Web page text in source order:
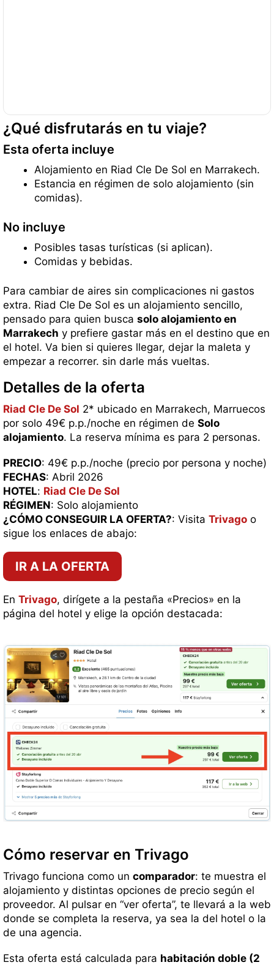
¿Qué disfrutarás en tu viaje?
Esta oferta incluye
Alojamiento en Riad Cle De Sol en Marrakech.
Estancia en régimen de solo alojamiento (sin
comidas).
No incluye
Posibles tasas turísticas (si aplican).
Comidas y bebidas.
Para cambiar de aires sin complicaciones ni gastos
extra. Riad Cle De Sol es un alojamiento sencillo,
pensado para quien busca solo alojamiento en
Marrakech y prefiere gastar más en el destino que en
el hotel. Va bien si quieres llegar, dejar la maleta y
empezar a recorrer. sin darle más vueltas.
Detalles de la oferta
Riad Cle De Sol 2* ubicado en Marrakech, Marruecos
por solo 49€ p.p./noche en régimen de Solo
alojamiento. La reserva mínima es para 2 personas.
PRECIO: 49€ p.p./noche (precio por persona y noche)
FECHAS: Abril 2026
HOTEL: Riad Cle De Sol
RÉGIMEN: Solo alojamiento
¿CÓMO CONSEGUIR LA OFERTA?: Visita Trivago o
sigue los enlaces de abajo:
IR A LA OFERTA
En Trivago, dirígete a la pestaña «Precios» en la
página del hotel y elige la opción destacada:
Cómo reservar en Trivago
Trivago funciona como un comparador: te muestra el
alojamiento y distintas opciones de precio según el
proveedor. Al pulsar en “ver oferta”, te llevará a la web
donde se completa la reserva, ya sea la del hotel o la
de una agencia.
Esta oferta está calculada para habitación doble (2